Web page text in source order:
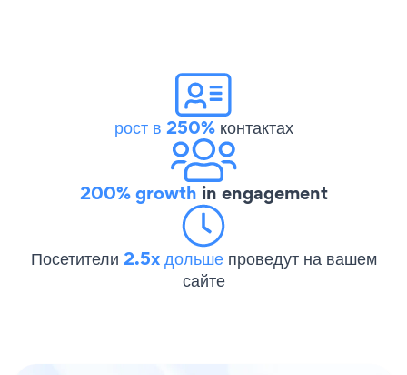
рост в 250%контактах
200% growth in engagement
Посетители 2.5x дольше проведут на вашем
сайте